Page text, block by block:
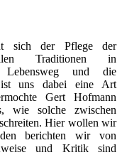
sich der Pflege der
Traditionen in
Lebensweg und die
ist uns dabei eine Art
Gert Hofmann
wie solche zwischen
Hier wollen wir
berichten wir von
und Kritik sind